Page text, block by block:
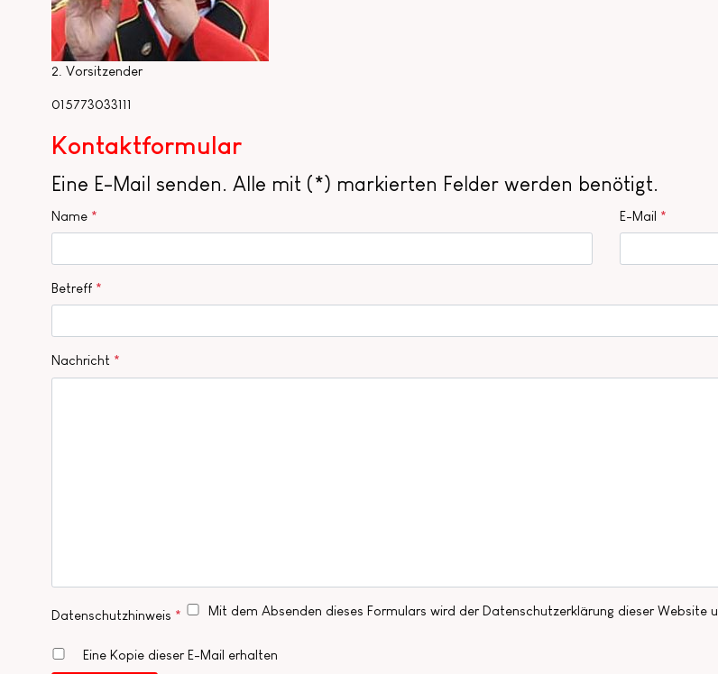
2. Vorsitzender
015773033111
Kontaktformular
Eine E-Mail senden. Alle mit (*) markierten Felder werden benötigt.
Name * E-Mail *
Betreff *
Nachricht *
Datenschutzhinweis * Mit dem Absenden dieses Formulars wird der Datenschutzerklärung dieser Website
Eine Kopie dieser E-Mail erhalten